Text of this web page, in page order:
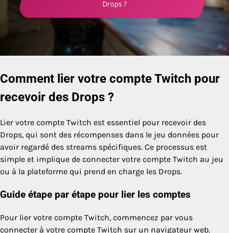
Comment lier votre compte Twitch pour
recevoir des Drops ?
Lier votre compte Twitch est essentiel pour recevoir des
Drops, qui sont des récompenses dans le jeu données pour
avoir regardé des streams spécifiques. Ce processus est
simple et implique de connecter votre compte Twitch au jeu
ou à la plateforme qui prend en charge les Drops.
Guide étape par étape pour lier les comptes
Pour lier votre compte Twitch, commencez par vous
connecter à votre compte Twitch sur un navigateur web.